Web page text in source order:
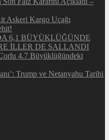
Askeri Kargo Uçağı
6,1 BÜYÜKLÜĞÜNDE
İLLER DE SALLANDI
4.7 Büyüklüğündeki
Trump ve Netanyahu Tarihi